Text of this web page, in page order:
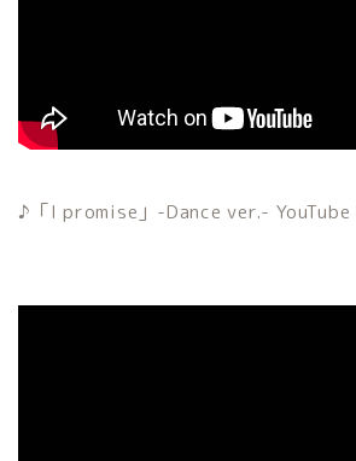
♪「I promise」-Dance ver.-